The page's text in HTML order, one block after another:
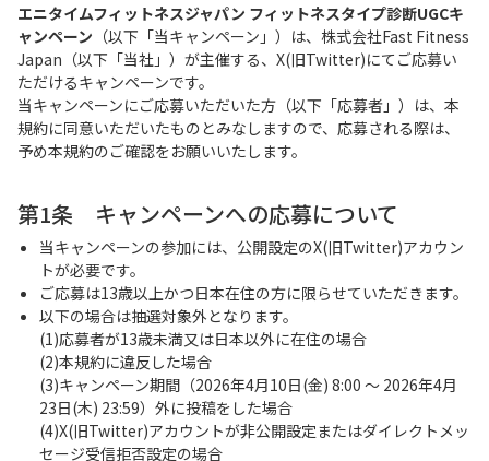
エニタイムフィットネスジャパン フィットネスタイプ診断UGCキ
ャンペーン （以下「当キャンペーン」）は、株式会社Fast Fitness
Japan（以下「当社」）が主催する、X(旧Twitter)にてご応募い
ただけるキャンペーンです。
当キャンペーンにご応募いただいた方（以下「応募者」）は、本
規約に同意いただいたものとみなしますので、応募される際は、
予め本規約のご確認をお願いいたします。
第1条 キャンペーンへの応募について
当キャンペーンの参加には、公開設定のX(旧Twitter)アカウン
トが必要です。
ご応募は13歳以上かつ日本在住の方に限らせていただきます。
以下の場合は抽選対象外となります。
(1)応募者が13歳未満又は日本以外に在住の場合
(2)本規約に違反した場合
(3)キャンペーン期間（2026年4月10日(金) 8:00 ～ 2026年4月
23日(木) 23:59）外に投稿をした場合
(4)X(旧Twitter)アカウントが非公開設定またはダイレクトメッ
セージ受信拒否設定の場合